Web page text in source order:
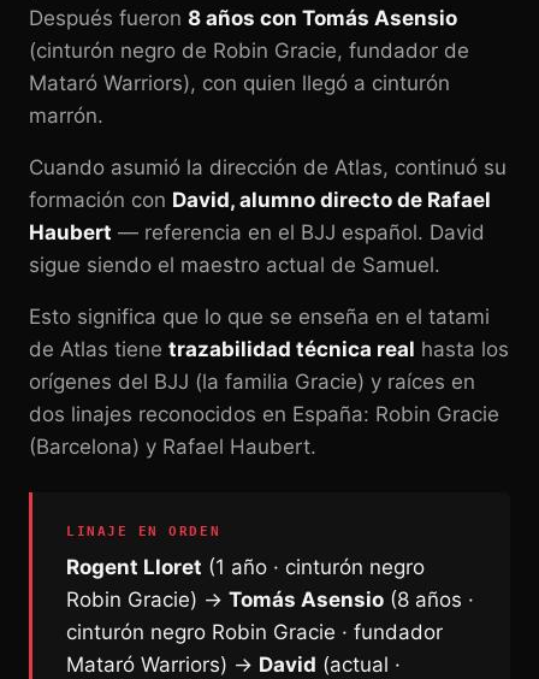
Después fueron 8 años con Tomás Asensio
(cinturón negro de Robin Gracie, fundador de
Mataró Warriors), con quien llegó a cinturón
marrón.
Cuando asumió la dirección de Atlas, continuó su
formación con David, alumno directo de Rafael
Haubert — referencia en el BJJ español. David
sigue siendo el maestro actual de Samuel.
Esto significa que lo que se enseña en el tatami
de Atlas tiene trazabilidad técnica real hasta los
orígenes del BJJ (la familia Gracie) y raíces en
dos linajes reconocidos en España: Robin Gracie
(Barcelona) y Rafael Haubert.
LINAJE EN ORDEN
Rogent Lloret (1 año · cinturón negro
Robin Gracie) → Tomás Asensio (8 años ·
cinturón negro Robin Gracie · fundador
Mataró Warriors) → David (actual ·